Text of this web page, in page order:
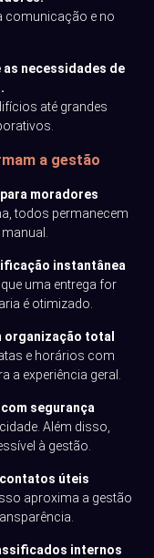
comunicação e no
necessidades de
até grandes
a gestão
moradores
todos permanecem
instantânea
uma entrega for
é otimizado.
organização total
e horários com
a experiência geral.
segurança
Além disso,
à gestão.
úteis
aproxima a gestão
internos